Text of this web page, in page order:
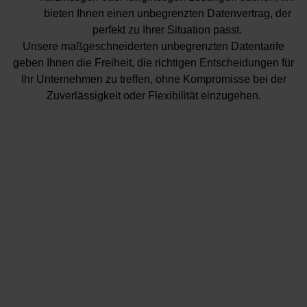
bieten Ihnen einen unbegrenzten Datenvertrag, der
perfekt zu Ihrer Situation passt.
Unsere maßgeschneiderten unbegrenzten Datentarife
geben Ihnen die Freiheit, die richtigen Entscheidungen für
Ihr Unternehmen zu treffen, ohne Kompromisse bei der
Zuverlässigkeit oder Flexibilität einzugehen.